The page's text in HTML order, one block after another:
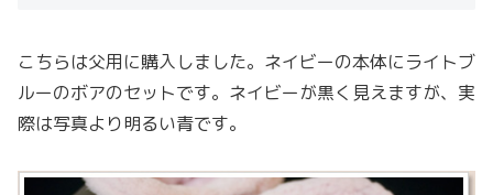
こちらは父用に購入しました。ネイビーの本体にライトブ
ルーのボアのセットです。ネイビーが黒く見えますが、実
際は写真より明るい青です。